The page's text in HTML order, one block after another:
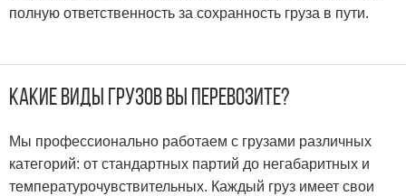
полную ответственность за сохранность груза в пути.
Какие виды грузов вы перевозите?
Мы профессионально работаем с грузами различных
категорий: от стандартных партий до негабаритных и
температурочувствительных. Каждый груз имеет свои